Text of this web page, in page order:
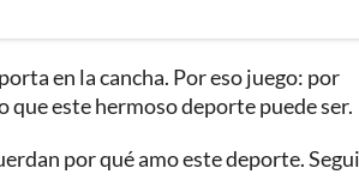
en la cancha. Por eso juego: por
este hermoso deporte puede ser.
por qué amo este deporte.